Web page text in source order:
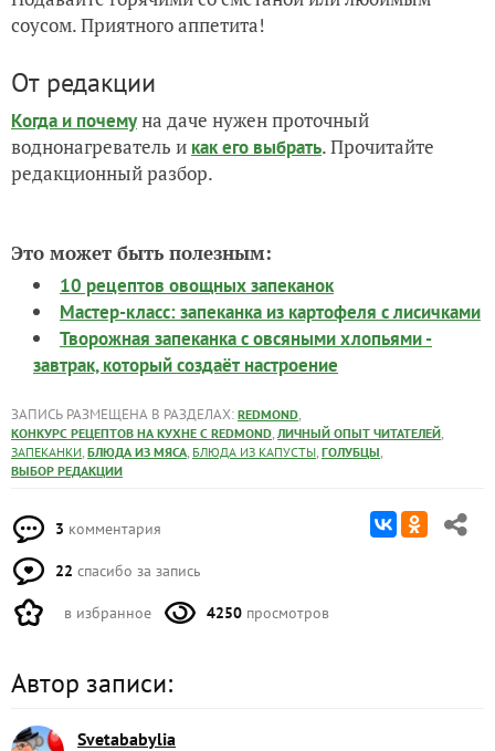
соусом. Приятного аппетита!
От редакции
Когда и почемуна даче нужен проточный
воднонагреватель и как его выбрать. Прочитайте
редакционный разбор.
Это может быть полезным:
10 рецептов овощных запеканок
Мастер-класс: запеканка из картофеля с лисичками
Творожная запеканка с овсяными хлопьями -
завтрак, который создаёт настроение
ЗАПИСЬ РАЗМЕЩЕНА В РАЗДЕЛАХ: REDMOND,
КОНКУРС РЕЦЕПТОВ НА КУХНЕ С REDMOND, ЛИЧНЫЙ ОПЫТ ЧИТАТЕЛЕЙ,
ЗАПЕКАНКИ, БЛЮДА ИЗ МЯСА, БЛЮДА ИЗ КАПУСТЫ, ГОЛУБЦЫ,
ВЫБОР РЕДАКЦИИ
3 комментария
22 спасибо за запись
в избранное 4250 просмотров
Автор записи:
Svetababylia